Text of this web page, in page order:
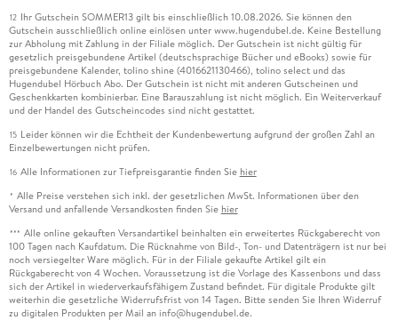
12 Ihr Gutschein SOMMER13 gilt bis einschließlich 10.08.2026. Sie können den
Gutschein ausschließlich online einlösen unter www.hugendubel.de. Keine Bestellung
zur Abholung mit Zahlung in der Filiale möglich. Der Gutschein ist nicht gültig für
gesetzlich preisgebundene Artikel (deutschsprachige Bücher und eBooks) sowie für
preisgebundene Kalender, tolino shine (4016621130466), tolino select und das
Hugendubel Hörbuch Abo. Der Gutschein ist nicht mit anderen Gutscheinen und
Geschenkkarten kombinierbar. Eine Barauszahlung ist nicht möglich. Ein Weiterverkauf
und der Handel des Gutscheincodes sind nicht gestattet.
15 Leider können wir die Echtheit der Kundenbewertung aufgrund der großen Zahl an
Einzelbewertungen nicht prüfen.
16 Alle Informationen zur Tiefpreisgarantie finden Sie hier
* Alle Preise verstehen sich inkl. der gesetzlichen MwSt. Informationen über den
Versand und anfallende Versandkosten finden Sie hier
*** Alle online gekauften Versandartikel beinhalten ein erweitertes Rückgaberecht von
100 Tagen nach Kaufdatum. Die Rücknahme von Bild-, Ton- und Datenträgern ist nur bei
noch versiegelter Ware möglich. Für in der Filiale gekaufte Artikel gilt ein
Rückgaberecht von 4 Wochen. Voraussetzung ist die Vorlage des Kassenbons und dass
sich der Artikel in wiederverkaufsfähigem Zustand befindet. Für digitale Produkte gilt
weiterhin die gesetzliche Widerrufsfrist von 14 Tagen. Bitte senden Sie Ihren Widerruf
zu digitalen Produkten per Mail an info@hugendubel.de.